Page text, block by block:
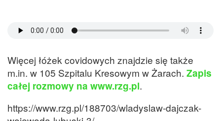
Więcej łóżek covidowych znajdzie się także
m.in. w 105 Szpitalu Kresowym w Żarach. Zapis
całej rozmowy na www.rzg.pl.
https://www.rzg.pl/188703/wladyslaw-dajczak-